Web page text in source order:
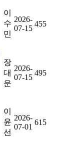
이
수
민
2026-
07-15
455
장
대
운
2026-
07-15
495
이
윤
선
2026-
07-01
615